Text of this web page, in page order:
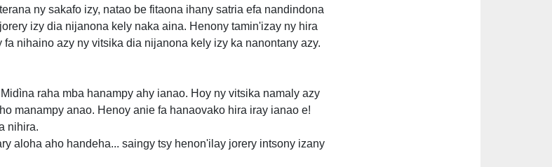
ny sakafo izy, natao be fitaona ihany satria efa nandindona
izy dia nijanona kely naka aina. Henony tamin'izay ny hira
nihaino azy ny vitsika dia nijanona kely izy ka nanontany azy.
raha mba hanampy ahy ianao. Hoy ny vitsika namaly azy
manampy anao. Henoy anie fa hanaovako hira iray ianao e!
nihira.
aloha aho handeha... saingy tsy henon'ilay jorery intsony izany